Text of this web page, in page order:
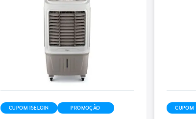
CUPOM 15ELGIN PROMOÇÃO CUPOM